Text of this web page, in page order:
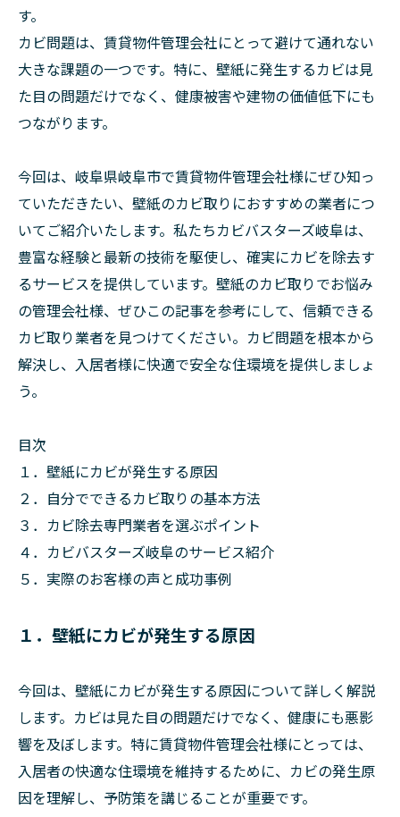
す。
カビ問題は、賃貸物件管理会社にとって避けて通れない
大きな課題の一つです。特に、壁紙に発生するカビは見
た目の問題だけでなく、健康被害や建物の価値低下にも
つながります。
今回は、岐阜県岐阜市で賃貸物件管理会社様にぜひ知っ
ていただきたい、壁紙のカビ取りにおすすめの業者につ
いてご紹介いたします。私たちカビバスターズ岐阜は、
豊富な経験と最新の技術を駆使し、確実にカビを除去す
るサービスを提供しています。壁紙のカビ取りでお悩み
の管理会社様、ぜひこの記事を参考にして、信頼できる
カビ取り業者を見つけてください。カビ問題を根本から
解決し、入居者様に快適で安全な住環境を提供しましょ
う。
目次
１．壁紙にカビが発生する原因
２．自分でできるカビ取りの基本方法
３．カビ除去専門業者を選ぶポイント
４．カビバスターズ岐阜のサービス紹介
５．実際のお客様の声と成功事例
１．壁紙にカビが発生する原因
今回は、壁紙にカビが発生する原因について詳しく解説
します。カビは見た目の問題だけでなく、健康にも悪影
響を及ぼします。特に賃貸物件管理会社様にとっては、
入居者の快適な住環境を維持するために、カビの発生原
因を理解し、予防策を講じることが重要です。